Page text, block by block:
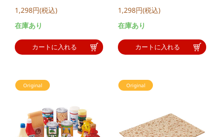
1,298円(税込)
在庫あり
カートに入れる
1,298円(税込)
在庫あり
カートに入れる
Original Original